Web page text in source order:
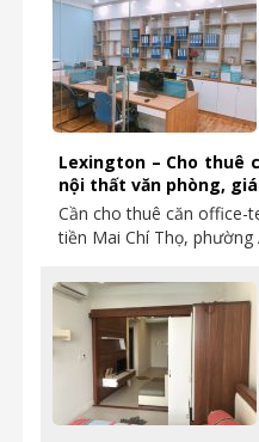
Lexington – Cho thuê
nội thất văn phòng,
Cần cho thuê căn office-
tiền Mai Chí Thọ,